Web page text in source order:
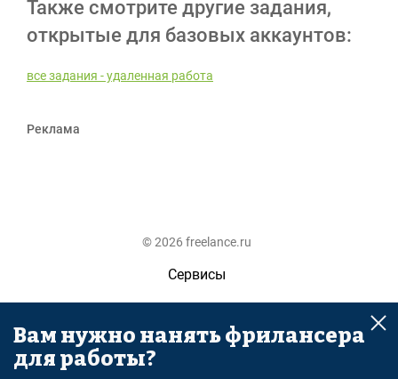
Также смотрите другие задания,
открытые для базовых аккаунтов:
все задания - удаленная работа
Реклама
© 2026 freelance.ru
Сервисы
Помощь
Поиск
Вам нужно нанять фрилансера
для работы?